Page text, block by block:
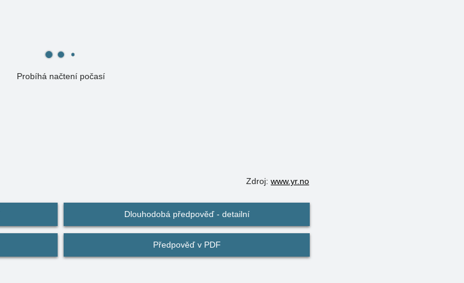
Probíhá načtení počasí
Zdroj: www.yr.no
Dlouhodobá předpověď - detailní
Předpověď v PDF